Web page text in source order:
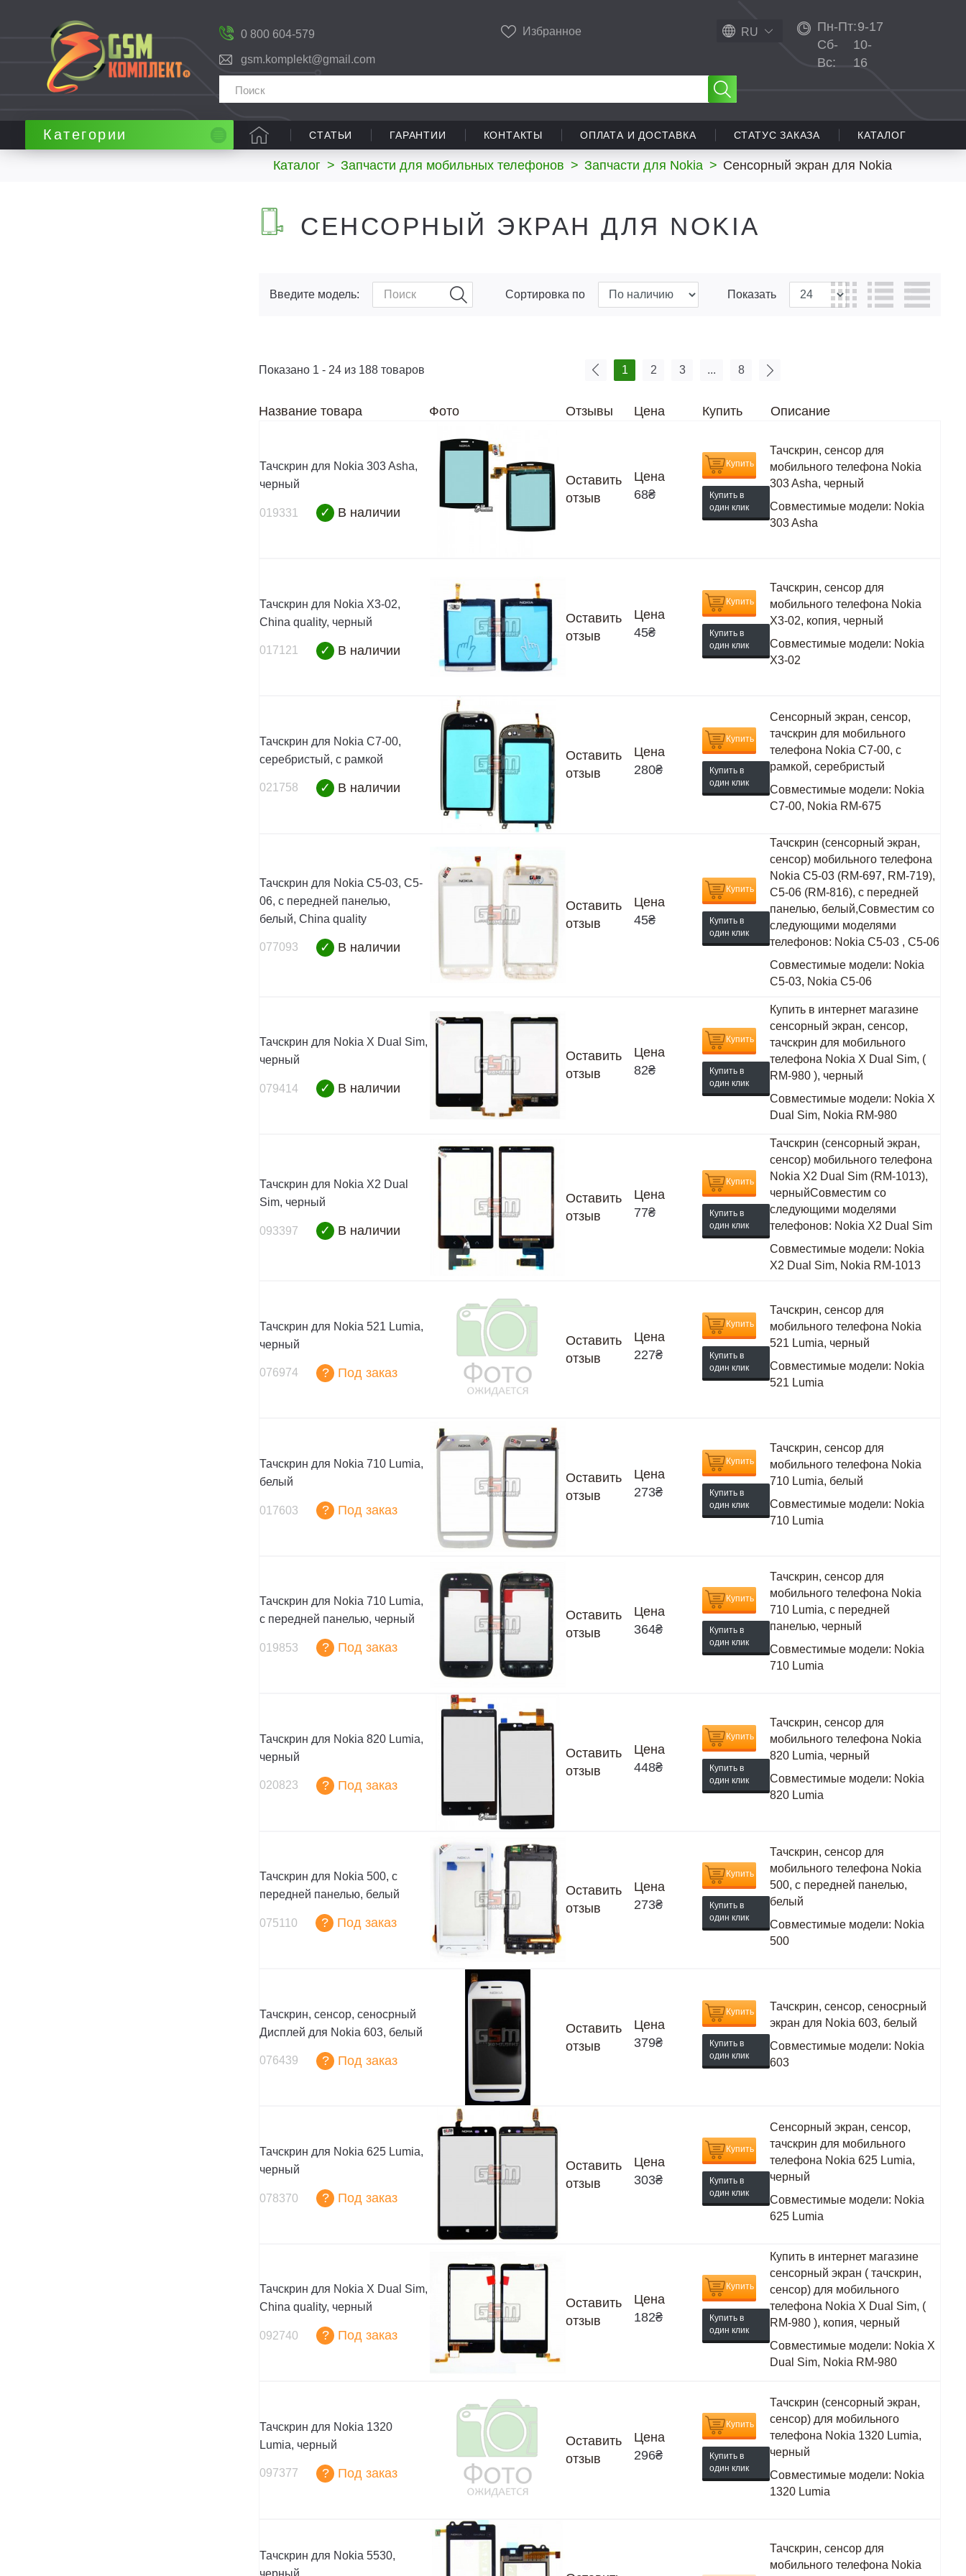
0 800 604-579
gsm.komplekt@gmail.com
Избранное RU Пн-Пт:9-17
Сб-
Вс:
10-
16
СТАТЬИ ГАРАНТИИ КОНТАКТЫ ОПЛАТА И ДОСТАВКА СТАТУС ЗАКАЗА КАТАЛОГ
Каталог > Запчасти для мобильных телефонов > Запчасти для Nokia > Сенсорный экран для Nokia
Категории
СЕНСОРНЫЙ ЭКРАН ДЛЯ NOKIA
Введите модель: Сортировка по Показать
1 2 3 ... 8
Показано 1 - 24 из 188 товаров
Название товара Фото Отзывы Цена Купить Описание
Тачскрин для Nokia 303 Asha,
черный
019331 ✓ В наличии
Оставить
отзыв
Цена
68₴
Купить
Купить в
один клик
Тачскрин, сенсор для
мобильного телефона Nokia
303 Asha, черный
Совместимые модели: Nokia
303 Asha
Тачскрин для Nokia X3-02,
China quality, черный
017121 ✓ В наличии
Оставить
отзыв
Цена
45₴
Купить
Купить в
один клик
Тачскрин, сенсор для
мобильного телефона Nokia
X3-02, копия, черный
Совместимые модели: Nokia
X3-02
Тачскрин для Nokia C7-00,
серебристый, с рамкой
021758 ✓ В наличии
Оставить
отзыв
Цена
280₴
Купить
Купить в
один клик
Сенсорный экран, сенсор,
тачскрин для мобильного
телефона Nokia C7-00, с
рамкой, серебристый
Совместимые модели: Nokia
C7-00, Nokia RM-675
Тачскрин для Nokia C5-03, C5-
06, с передней панелью,
белый, China quality
077093 ✓ В наличии
Оставить
отзыв
Цена
45₴
Купить
Купить в
один клик
Тачскрин (сенсорный экран,
сенсор) мобильного телефона
Nokia C5-03 (RM-697, RM-719),
C5-06 (RM-816), с передней
панелью, белый,Совместим со
следующими моделями
телефонов: Nokia C5-03 , C5-06
Совместимые модели: Nokia
C5-03, Nokia C5-06
Тачскрин для Nokia X Dual Sim,
черный
079414 ✓ В наличии
Оставить
отзыв
Цена
82₴
Купить
Купить в
один клик
Купить в интернет магазине
сенсорный экран, сенсор,
тачскрин для мобильного
телефона Nokia X Dual Sim, (
RM-980 ), черный
Совместимые модели: Nokia X
Dual Sim, Nokia RM-980
Тачскрин для Nokia X2 Dual
Sim, черный
093397 ✓ В наличии
Оставить
отзыв
Цена
77₴
Купить
Купить в
один клик
Тачскрин (сенсорный экран,
сенсор) мобильного телефона
Nokia X2 Dual Sim (RM-1013),
черныйСовместим со
следующими моделями
телефонов: Nokia X2 Dual Sim
Совместимые модели: Nokia
X2 Dual Sim, Nokia RM-1013
Тачскрин для Nokia 521 Lumia,
черный
076974 ? Под заказ
Оставить
отзыв
Цена
227₴
Купить
Купить в
один клик
Тачскрин, сенсор для
мобильного телефона Nokia
521 Lumia, черный
Совместимые модели: Nokia
521 Lumia
Тачскрин для Nokia 710 Lumia,
белый
017603 ? Под заказ
Оставить
отзыв
Цена
273₴
Купить
Купить в
один клик
Тачскрин, сенсор для
мобильного телефона Nokia
710 Lumia, белый
Совместимые модели: Nokia
710 Lumia
Тачскрин для Nokia 710 Lumia,
с передней панелью, черный
019853 ? Под заказ
Оставить
отзыв
Цена
364₴
Купить
Купить в
один клик
Тачскрин, сенсор для
мобильного телефона Nokia
710 Lumia, с передней
панелью, черный
Совместимые модели: Nokia
710 Lumia
Тачскрин для Nokia 820 Lumia,
черный
020823 ? Под заказ
Оставить
отзыв
Цена
448₴
Купить
Купить в
один клик
Тачскрин, сенсор для
мобильного телефона Nokia
820 Lumia, черный
Совместимые модели: Nokia
820 Lumia
Тачскрин для Nokia 500, с
передней панелью, белый
075110 ? Под заказ
Оставить
отзыв
Цена
273₴
Купить
Купить в
один клик
Тачскрин, сенсор для
мобильного телефона Nokia
500, с передней панелью,
белый
Совместимые модели: Nokia
500
Тачскрин, сенсор, сеносрный
Дисплей для Nokia 603, белый
076439 ? Под заказ
Оставить
отзыв
Цена
379₴
Купить
Купить в
один клик
Тачскрин, сенсор, сеносрный
экран для Nokia 603, белый
Совместимые модели: Nokia
603
Тачскрин для Nokia 625 Lumia,
черный
078370 ? Под заказ
Оставить
отзыв
Цена
303₴
Купить
Купить в
один клик
Сенсорный экран, сенсор,
тачскрин для мобильного
телефона Nokia 625 Lumia,
черный
Совместимые модели: Nokia
625 Lumia
Тачскрин для Nokia X Dual Sim,
China quality, черный
092740 ? Под заказ
Оставить
отзыв
Цена
182₴
Купить
Купить в
один клик
Купить в интернет магазине
сенсорный экран ( тачскрин,
сенсор) для мобильного
телефона Nokia X Dual Sim, (
RM-980 ), копия, черный
Совместимые модели: Nokia X
Dual Sim, Nokia RM-980
Тачскрин для Nokia 1320
Lumia, черный
097377 ? Под заказ
Оставить
отзыв
Цена
296₴
Купить
Купить в
один клик
Тачскрин (сенсорный экран,
сенсор) для мобильного
телефона Nokia 1320 Lumia,
черный
Совместимые модели: Nokia
1320 Lumia
Тачскрин для Nokia 5530,
черный
Тачскрин, сенсор для
мобильного телефона Nokia